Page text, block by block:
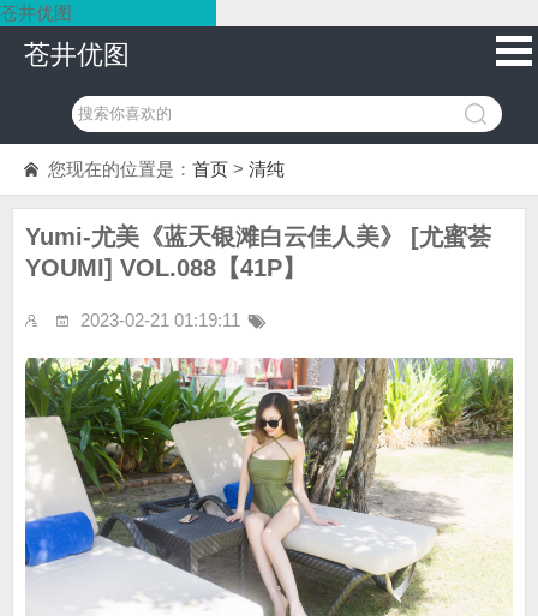
苍井优图
苍井优图
您现在的位置是： 首页 > 清纯
Yumi-尤美《蓝天银滩白云佳人美》 [尤蜜荟
YOUMI] VOL.088【41P】
2023-02-21 01:19:11